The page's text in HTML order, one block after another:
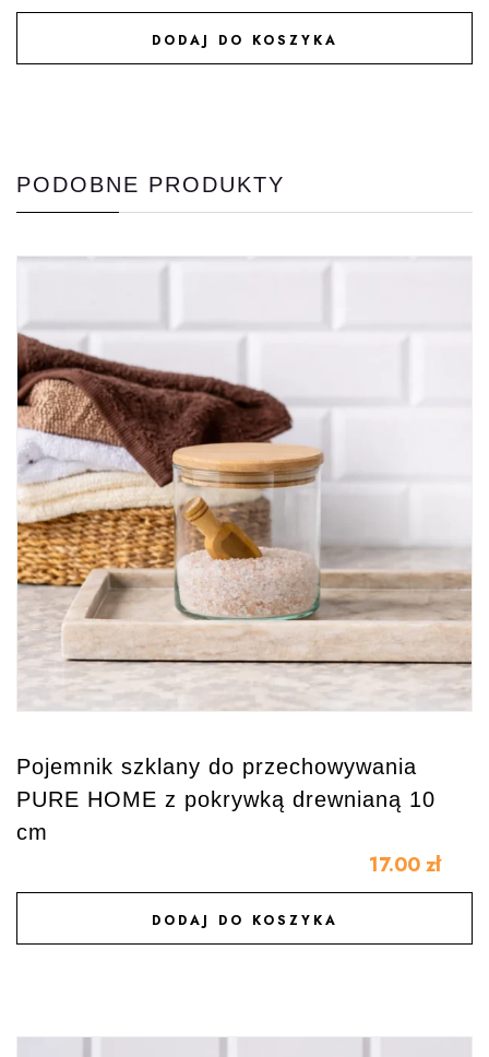
DODAJ DO KOSZYKA
DODAJ DO ULUBIONYCH
PODOBNE PRODUKTY
Pojemnik szklany do przechowywania
PURE HOME z pokrywką drewnianą 10
cm
17.00 zł
DODAJ DO KOSZYKA
DODAJ DO ULUBIONYCH